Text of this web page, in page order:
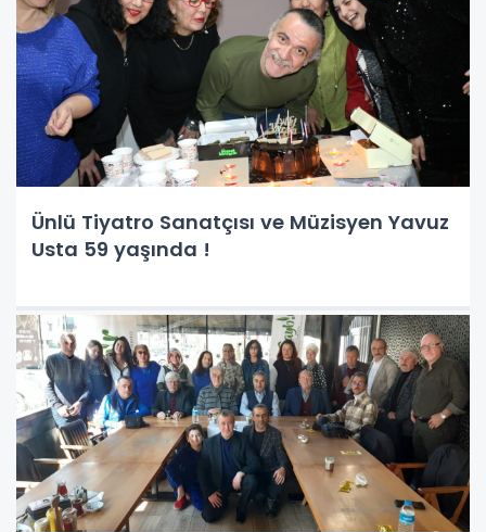
Ünlü Tiyatro Sanatçısı ve Müzisyen Yavuz
Usta 59 yaşında !